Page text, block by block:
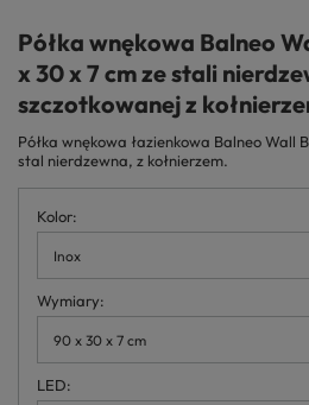
Półka wnękowa Balneo
x 30 x 7 cm ze stali
szczotkowanej z
Półka wnękowa łazienkowa Balneo Wall
stal nierdzewna, z kołnierzem.
Kolor
Inox
Wymiary
90 x 30 x 7 cm
LED